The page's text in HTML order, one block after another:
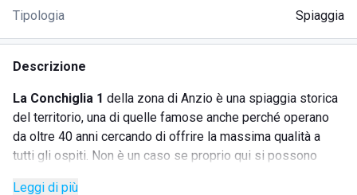
Tipologia Spiaggia
Descrizione
La Conchiglia 1 della zona di Anzio è una spiaggia storica
del territorio, una di quelle famose anche perché operano
da oltre 40 anni cercando di offrire la massima qualità a
tutti gli ospiti. Non è un caso se proprio qui si possono
Leggi di più